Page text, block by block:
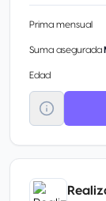
Prima mensual
Suma asegurada
Edad